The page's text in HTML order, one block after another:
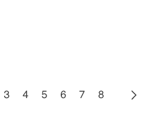
3 4 5 6 7 8